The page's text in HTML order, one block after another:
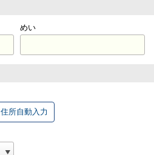
めい
住所自動入力